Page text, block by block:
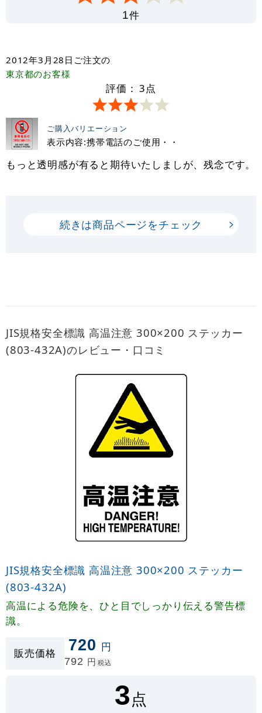
1件
2012年3月28日 ご注文の
東京都のお客様
評価： 3点
ご購入バリエーション
表示内容:携帯電話のご使用・・
もっと透明感が有ると期待いたしましが、残念です。
続きは商品ページをチェック
JIS規格安全標識 高温注意 300×200 ステッカー
(803-432A)のレビュー・口コミ
JIS規格安全標識 高温注意 300×200 ステッカー
(803-432A)
高温による危険を、ひと目でしっかり伝える警告標
識。
販売価格 720 円
792 円 税込
3点